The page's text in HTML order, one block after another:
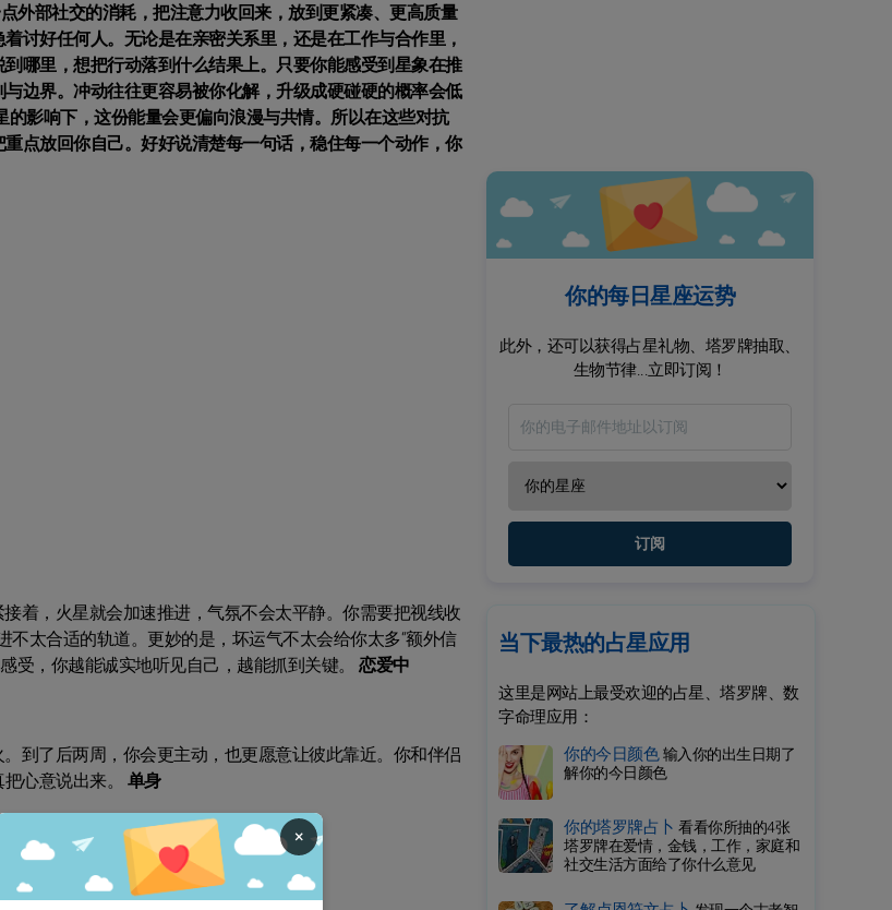
外部社交的消耗，把注意力收回来，放到更紧凑、更高质量
讨好任何人。无论是在亲密关系里，还是在工作与合作里，
哪里，想把行动落到什么结果上。只要你能感受到星象在推
边界。冲动往往更容易被你化解，升级成硬碰硬的概率会低
影响下，这份能量会更偏向浪漫与共情。所以在这些对抗
点放回你自己。好好说清楚每一句话，稳住每一个动作，你
着，火星就会加速推进，气氛不会太平静。你需要把视线收
太合适的轨道。更妙的是，坏运气不太会给你太多“额外信
受，你越能诚实地听见自己，越能抓到关键。 恋爱中
到了后两周，你会更主动，也更愿意让彼此靠近。你和伴侣
心意说出来。 单身
你的每日星座运势
此外，还可以获得占星礼物、塔罗牌抽取、
生物节律...立即订阅！
订阅
当下最热的占星应用
这里是网站上最受欢迎的占星、塔罗牌、数
字命理应用：
你的今日颜色输入你的出生日期了
解你的今日颜色
你的塔罗牌占卜 看看你所抽的4张
塔罗牌在爱情，金钱，工作，家庭和
社交生活方面给了你什么意见
×